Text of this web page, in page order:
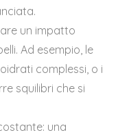
un impatto
Ad esempio, le
complessi, o i
squilibri che si
una